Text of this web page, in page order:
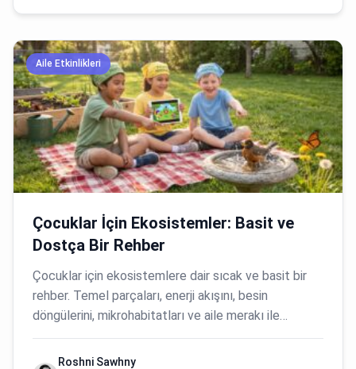
Aile Etkinlikleri
Çocuklar İçin Ekosistemler: Basit ve
Dostça Bir Rehber
Çocuklar için ekosistemlere dair sıcak ve basit bir
rehber. Temel parçaları, enerji akışını, besin
döngülerini, mikrohabitatları ve aile merakı ile…
Roshni Sawhny